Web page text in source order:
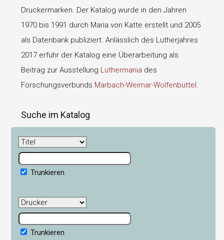
Druckermarken. Der Katalog wurde in den Jahren
1970 bis 1991 durch Maria von Katte erstellt und 2005
als Datenbank publiziert. Anlässlich des Lutherjahres
2017 erfuhr der Katalog eine Überarbeitung als
Beitrag zur Ausstellung Luthermania des
Forschungsverbunds Marbach-Weimar-Wolfenbüttel.
Suche im Katalog
Trunkieren
Trunkieren